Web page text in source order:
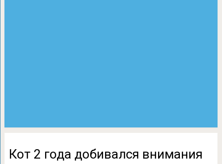
Кот 2 года добивался внимания